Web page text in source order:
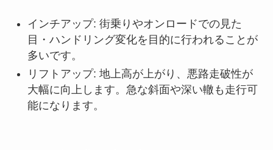
インチアップ: 街乗りやオンロードでの見た
目・ハンドリング変化を目的に行われることが
多いです。
リフトアップ: 地上高が上がり、悪路走破性が
大幅に向上します。急な斜面や深い轍も走行可
能になります。